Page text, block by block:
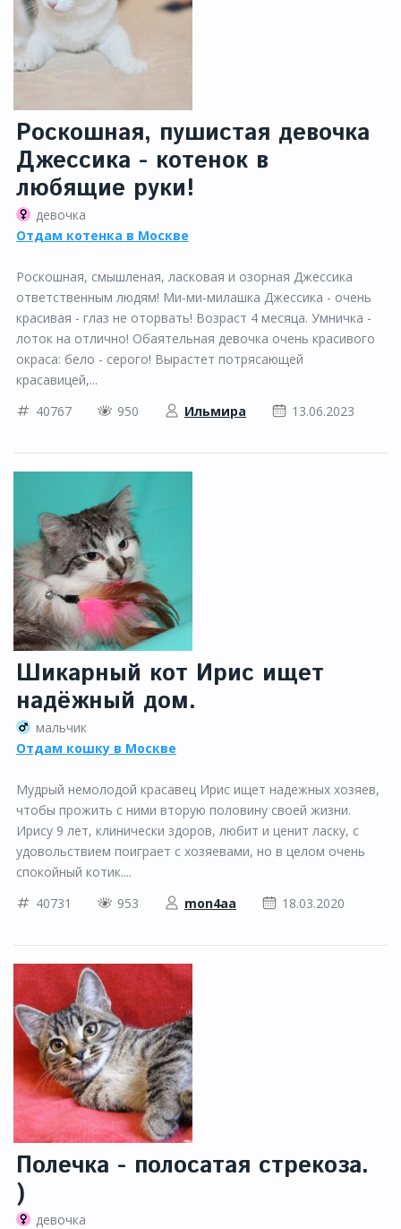
Роскошная, пушистая девочка
Джессика - котенок в
любящие руки!
девочка
Отдам котенка в Москве
Роскошная, смышленая, ласковая и озорная Джессика
ответственным людям! Ми-ми-милашка Джессика - очень
красивая - глаз не оторвать! Возраст 4 месяца. Умничка -
лоток на отлично! Обаятельная девочка очень красивого
окраса: бело - серого! Вырастет потрясающей
красавицей,...
40767
950 Ильмира 13.06.2023
Шикарный кот Ирис ищет
надёжный дом.
мальчик
Отдам кошку в Москве
Мудрый немолодой красавец Ирис ищет надежных хозяев,
чтобы прожить с ними вторую половину своей жизни.
Ирису 9 лет, клинически здоров, любит и ценит ласку, с
удовольствием поиграет с хозяевами, но в целом очень
спокойный котик....
40731
953 mon4aa 18.03.2020
Полечка - полосатая стрекоза.
)
девочка